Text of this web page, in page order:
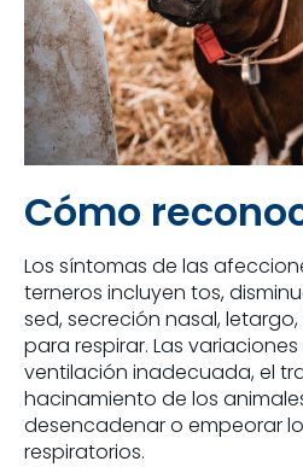
Cómo
Los síntomas de las
terneros incluyen tos,
sed, secreción nasal,
para respirar. Las
ventilación inadecuada, el
hacinamiento de los
desencadenar o empeorar
respiratorios.